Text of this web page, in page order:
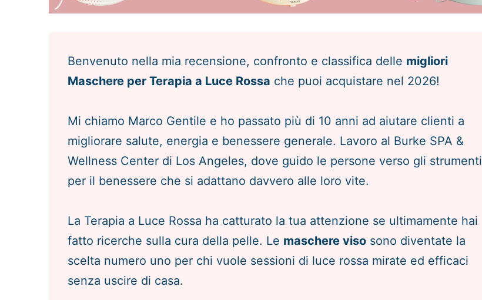
Benvenuto nella mia recensione, confronto e classifica delle migliori
Maschere per Terapia a Luce Rossa che puoi acquistare nel 2026!
Mi chiamo Marco Gentile e ho passato più di 10 anni ad aiutare clienti a
migliorare salute, energia e benessere generale. Lavoro al Burke SPA &
Wellness Center di Los Angeles, dove guido le persone verso gli strumenti
per il benessere che si adattano davvero alle loro vite.
La Terapia a Luce Rossa ha catturato la tua attenzione se ultimamente hai
fatto ricerche sulla cura della pelle. Le maschere viso sono diventate la
scelta numero uno per chi vuole sessioni di luce rossa mirate ed efficaci
senza uscire di casa.